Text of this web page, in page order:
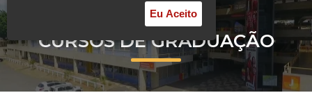
Transferência
Reingresso
Prouni
CURSOS DE GRADUAÇÃO
Eu Aceito